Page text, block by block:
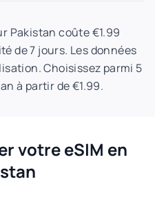
Pakistan coûte €1.99
de 7 jours. Les données
Choisissez parmi 5
à partir de €1.99.
votre eSIM en